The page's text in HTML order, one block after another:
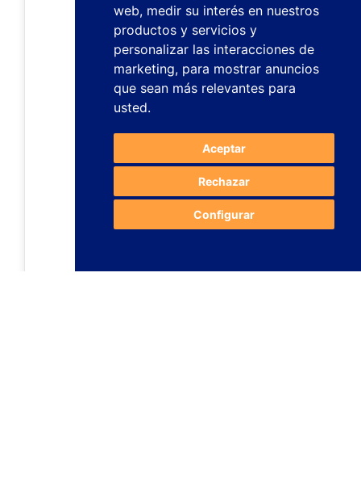
web, medir su interés en nuestros
productos y servicios y
personalizar las interacciones de
marketing, para mostrar anuncios
que sean más relevantes para
usted.
Aceptar
Rechazar
Configurar